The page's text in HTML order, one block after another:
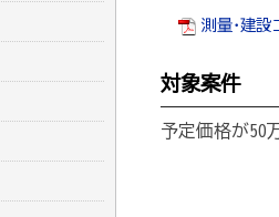
測量･建設
対象案件
予定価格が50